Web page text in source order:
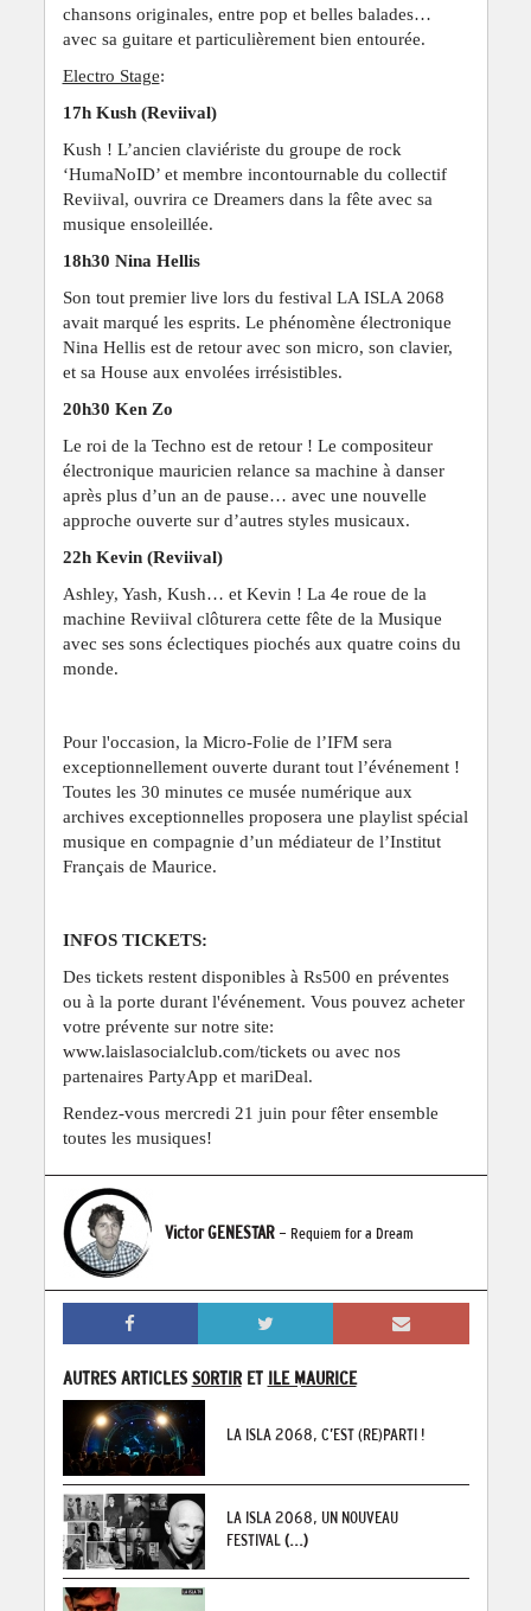
chansons originales, entre pop et belles balades…
avec sa guitare et particulièrement bien entourée.
Electro Stage:
17h Kush (Reviival)
Kush ! L’ancien claviériste du groupe de rock
‘HumaNoID’ et membre incontournable du collectif
Reviival, ouvrira ce Dreamers dans la fête avec sa
musique ensoleillée.
18h30 Nina Hellis
Son tout premier live lors du festival LA ISLA 2068
avait marqué les esprits. Le phénomène électronique
Nina Hellis est de retour avec son micro, son clavier,
et sa House aux envolées irrésistibles.
20h30 Ken Zo
Le roi de la Techno est de retour ! Le compositeur
électronique mauricien relance sa machine à danser
après plus d’un an de pause… avec une nouvelle
approche ouverte sur d’autres styles musicaux.
22h Kevin (Reviival)
Ashley, Yash, Kush… et Kevin ! La 4e roue de la
machine Reviival clôturera cette fête de la Musique
avec ses sons éclectiques piochés aux quatre coins du
monde.
Pour l'occasion, la Micro-Folie de l’IFM sera
exceptionnellement ouverte durant tout l’événement !
Toutes les 30 minutes ce musée numérique aux
archives exceptionnelles proposera une playlist spécial
musique en compagnie d’un médiateur de l’Institut
Français de Maurice.
INFOS TICKETS:
Des tickets restent disponibles à Rs500 en préventes
ou à la porte durant l'événement. Vous pouvez acheter
votre prévente sur notre site:
www.laislasocialclub.com/ticketsou avec nos
partenaires PartyApp et mariDeal.
Rendez-vous mercredi 21 juin pour fêter ensemble
toutes les musiques!
Victor GENESTAR - Requiem for a Dream
AUTRES ARTICLES SORTIRET ILE MAURICE
LA ISLA 2068, C’EST (RE)PARTI !
LA ISLA 2068, UN NOUVEAU
FESTIVAL(...)